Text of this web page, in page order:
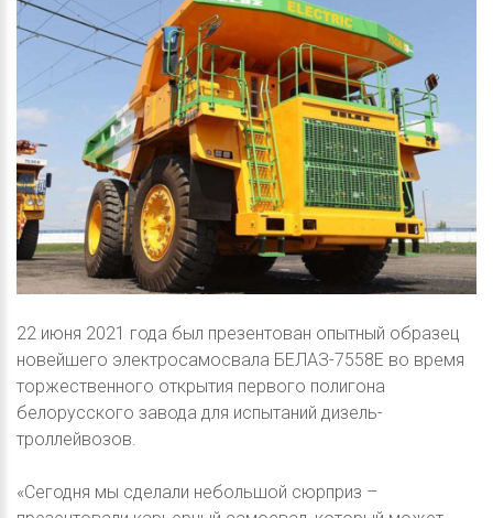
22 июня 2021 года был презентован опытный образец
новейшего электросамосвала БЕЛАЗ-7558Е во время
торжественного открытия первого полигона
белорусского завода для испытаний дизель-
троллейвозов.
«Сегодня мы сделали небольшой сюрприз –